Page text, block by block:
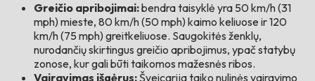
Greičio apribojimai:bendra taisyklė yra 50 km/h (31
mph) mieste, 80 km/h (50 mph) kaimo keliuose ir 120
km/h (75 mph) greitkeliuose. Saugokitės ženklų,
nurodančių skirtingus greičio apribojimus, ypač statybų
zonose, kur gali būti taikomos mažesnės ribos.
Vairavimas išgėrus:Šveicarija taiko nulinės vairavimo